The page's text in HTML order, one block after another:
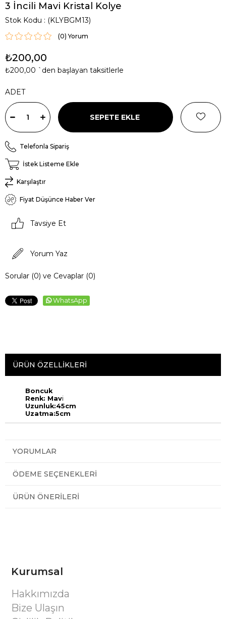
3 İncili Mavi Kristal Kolye
Stok Kodu (KLYBGM13)
(0)
₺200,00
₺200,00 `den başlayan taksitlerle
ADET
Telefonla Sipariş
İstek Listeme Ekle
Karşılaştır
Fiyat Düşünce Haber Ver
Tavsiye Et
Yorum Yaz
Sorular (0) ve Cevaplar (0)
WhatsApp
ÜRÜN ÖZELLIKLERI
Boncuk
Renk: Mavi
Uzunluk:45cm
Uzatma:5cm
YORUMLAR
ÖDEME SEÇENEKLERI
ÜRÜN ÖNERILERI
Kurumsal
Hakkımızda
Bize Ulaşın